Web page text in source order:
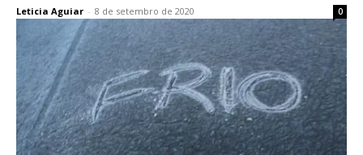
Leticia Aguiar - 8 de setembro de 2020 0